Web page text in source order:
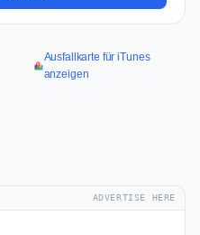
Ausfallkarte für iTunes
anzeigen
ADVERTISE HERE